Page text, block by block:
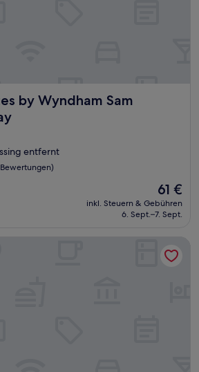
by Wyndham Sam
Wyndham Sam Houston Tollway
entfernt
Bewertungen)
Der
Preis
beträgt
61 €
inkl. Steuern & Gebühren
6. Sept.–7. Sept.
NW America Plaza